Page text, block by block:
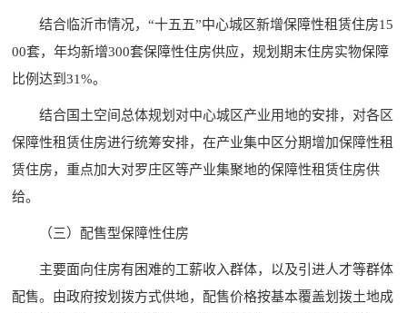
结合临沂市情况，“十五五”中心城区新增保障性租赁住房15
00套，年均新增300套保障性住房供应，规划期末住房实物保障
比例达到31%。
结合国土空间总体规划对中心城区产业用地的安排，对各区
保障性租赁住房进行统筹安排，在产业集中区分期增加保障性租
赁住房，重点加大对罗庄区等产业集聚地的保障性租赁住房供
给。
（三）配售型保障性住房
主要面向住房有困难的工薪收入群体，以及引进人才等群体
配售。由政府按划拨方式供地，配售价格按基本覆盖划拨土地成